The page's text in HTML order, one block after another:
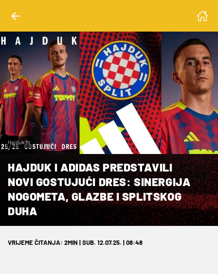
Hajduk.hr
HAJDUK I ADIDAS PREDSTAVILI
NOVI GOSTUJUĆI DRES: SINERGIJA
NOGOMETA, GLAZBE I SPLITSKOG
DUHA
VRIJEME ČITANJA: 2MIN | SUB. 12.07.25. | 08:48